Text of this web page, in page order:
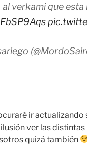
verkami que
ir
ver las
quizá también